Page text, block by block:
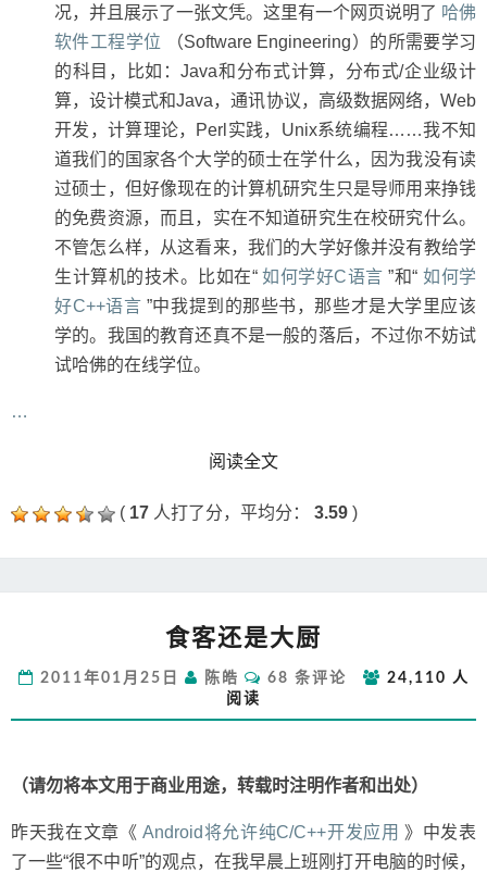
况，并且展示了一张文凭。这里有一个网页说明了 哈佛
软件工程学位
（Software Engineering）的所需要学习
的科目，比如：Java和分布式计算，分布式/企业级计
算，设计模式和Java，通讯协议，高级数据网络，Web
开发，计算理论，Perl实践，Unix系统编程……我不知
道我们的国家各个大学的硕士在学什么，因为我没有读
过硕士，但好像现在的计算机研究生只是导师用来挣钱
的免费资源，而且，实在不知道研究生在校研究什么。
不管怎么样，从这看来，我们的大学好像并没有教给学
生计算机的技术。比如在“如何学好C语言”和“ 如何学
好C++语言 ”中我提到的那些书，那些才是大学里应该
学的。我国的教育还真不是一般的落后，不过你不妨试
试哈佛的在线学位。
…
阅读全文READ MORE
( 17 人打了分，平均分： 3.59 )
客
是
大
食客还是大厨
2011年01月25日 陈皓
评
68 条评论
24,110 人
阅读
（请勿将本文用于商业用途，转载时注明作者和出处）
昨天我在文章《Android将允许纯C/C++开发应用 》中发表
了一些“很不中听”的观点，在我早晨上班刚打开电脑的时候，